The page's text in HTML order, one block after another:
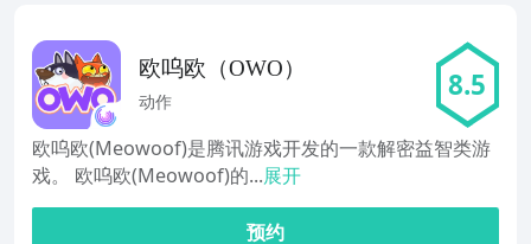
欧呜欧（OWO）
动作 8.5
欧呜欧(Meowoof)是腾讯游戏开发的一款解密益智类游
戏。 欧呜欧(Meowoof)的...展开
预约